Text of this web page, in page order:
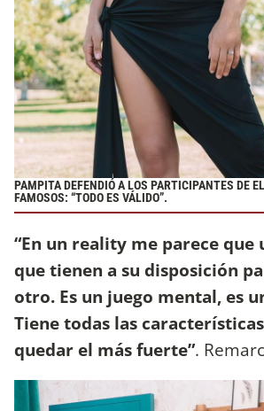
PAMPITA DEFENDIÓ A LOS PARTICIPANTES DE
FAMOSOS: “TODO ES VÁLIDO”.
“En un reality me parece que
que tienen a su disposición
otro. Es un juego mental, es
Tiene todas las
quedar el más fuerte”.